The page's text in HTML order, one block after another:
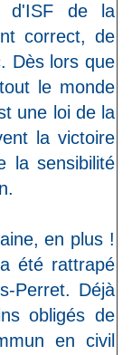
d'ISF de la
correct, de
Dès lors que
le monde
une loi de la
la victoire
la sensibilité
en plus !
été rattrapé
Perret. Déjà
obligés de
en civil